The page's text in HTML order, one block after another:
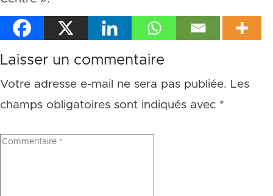
Laisser un commentaire
Votre adresse e-mail ne sera pas publiée. Les
champs obligatoires sont indiqués avec *